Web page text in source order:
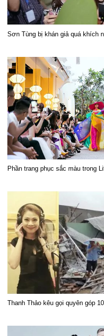
Sơn Tùng bị khán giả quá khích
Phần trang phục sắc màu trong
Thanh Thảo kêu gọi quyên góp